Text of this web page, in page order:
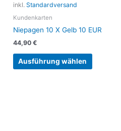
inkl. Standardversand
Kundenkarten
Niepagen 10 X Gelb 10 EUR
44,90 €
Ausführung wählen